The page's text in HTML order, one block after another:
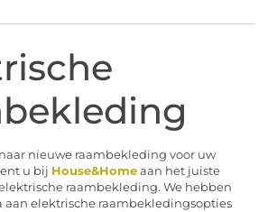
nieuwe raambekleding voor uw
u bij House&Home aan het juiste
raambekleding. We hebben
aan elektrische raambekledingsopties